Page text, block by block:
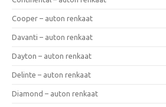
Cooper – auton renkaat
Davanti – auton renkaat
Dayton – auton renkaat
Delinte – auton renkaat
Diamond – auton renkaat